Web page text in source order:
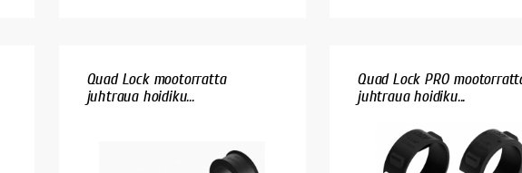
Quad Lock mootorratta
juhtraua hoidiku...
Quad Lock PRO
juhtraua hoidiku...